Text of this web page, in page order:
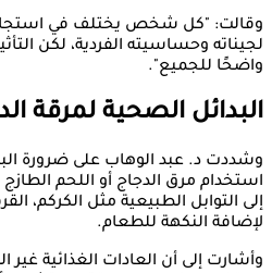
وقالت: "كل شخص يختلف في
لجيناته وحساسيته الفردية، لكن
واضحًا للجميع".
البدائل الصحية لمرقة
وشددت د. عبد الوهاب على ضرورة
استخدام مرق الدجاج أو اللحم الطازج
إلى التوابل الطبيعية مثل الكركم،
لإضافة النكهة للطعام.
وأشارت إلى أن العادات الغذائية